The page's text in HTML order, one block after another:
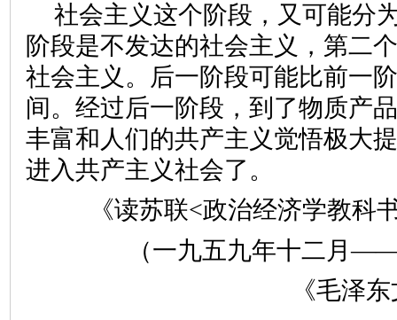
社会主义这个阶段，又可能分
阶段是不发达的社会主义，第二
社会主义。后一阶段可能比前一
间。经过后一阶段，到了物质产
丰富和人们的共产主义觉悟极大
进入共产主义社会了。
《读苏联<政治经济学教科
（一九五九年十二月
《毛泽